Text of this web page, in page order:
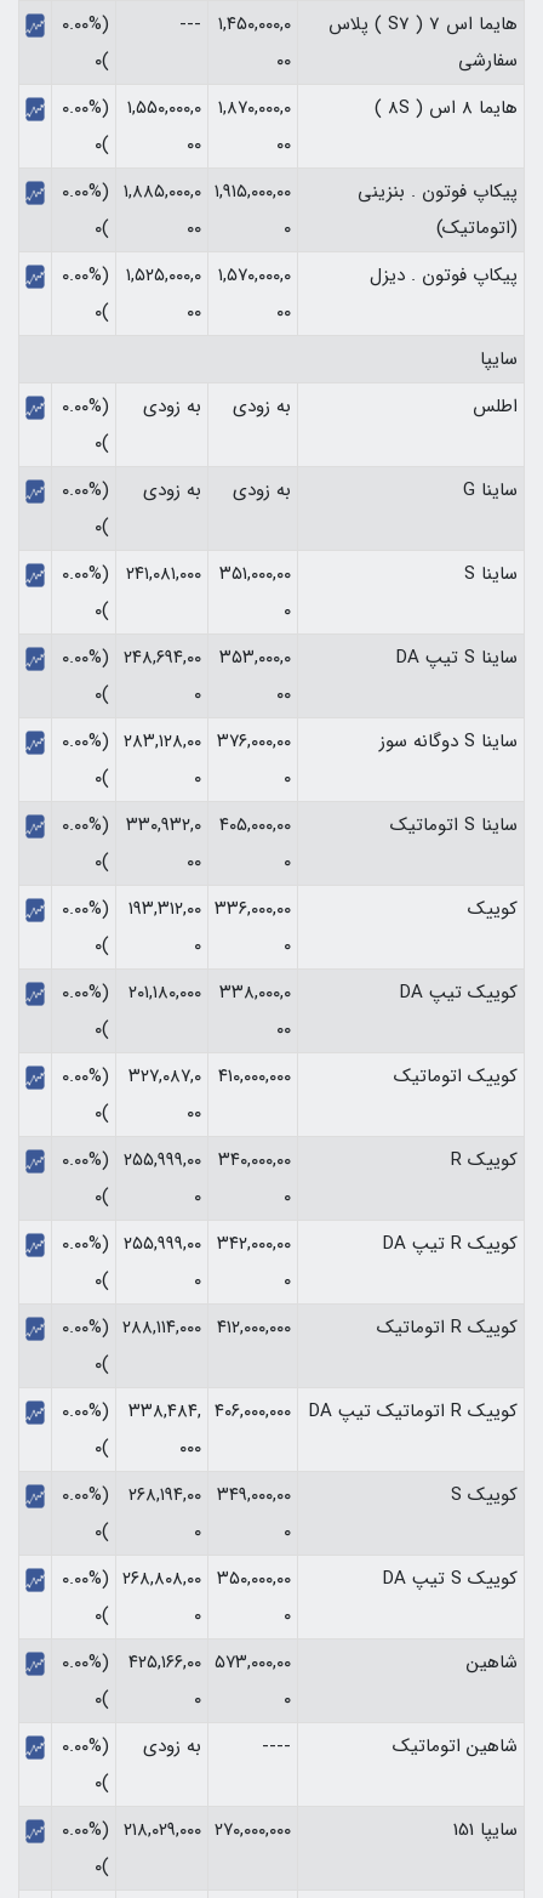
هایما اس 7 ( S7 ) پلاس
سفارشی
۱,۴۵۰,۰۰۰,۰
۰۰
---
(۰.۰۰%
)۰
هایما 8 اس ( 8S )
۱,۸۷۰,۰۰۰,۰
۰۰
۱,۵۵۰,۰۰۰,۰
۰۰
(۰.۰۰%
)۰
پیکاپ فوتون . بنزینی
(اتوماتیک)
۱,۹۱۵,۰۰۰,۰۰
۰
۱,۸۸۵,۰۰۰,۰
۰۰
(۰.۰۰%
)۰
پیکاپ فوتون . دیزل
۱,۵۷۰,۰۰۰,۰
۰۰
۱,۵۲۵,۰۰۰,۰
۰۰
(۰.۰۰%
)۰
سایپا
اطلس
به زودی به زودی
(۰.۰۰%
)۰
ساینا G
به زودی به زودی
(۰.۰۰%
)۰
ساینا S
۳۵۱,۰۰۰,۰۰
۰
۲۴۱,۰۸۱,۰۰۰
(۰.۰۰%
)۰
ساینا S تیپ DA
۳۵۳,۰۰۰,۰
۰۰
۲۴۸,۶۹۴,۰۰
۰
(۰.۰۰%
)۰
ساینا S دوگانه سوز
۳۷۶,۰۰۰,۰۰
۰
۲۸۳,۱۲۸,۰۰
۰
(۰.۰۰%
)۰
ساینا S اتوماتیک
۴۰۵,۰۰۰,۰۰
۰
۳۳۰,۹۳۲,۰
۰۰
(۰.۰۰%
)۰
کوییک
۳۳۶,۰۰۰,۰۰
۰
۱۹۳,۳۱۲,۰۰
۰
(۰.۰۰%
)۰
کوییک تیپ DA
۳۳۸,۰۰۰,۰
۰۰
۲۰۱,۱۸۰,۰۰۰
(۰.۰۰%
)۰
کوییک اتوماتیک
۴۱۰,۰۰۰,۰۰۰ ۳۲۷,۰۸۷,۰
۰۰
(۰.۰۰%
)۰
کوییک R
۳۴۰,۰۰۰,۰۰
۰
۲۵۵,۹۹۹,۰۰
۰
(۰.۰۰%
)۰
کوییک R تیپ DA
۳۴۲,۰۰۰,۰۰
۰
۲۵۵,۹۹۹,۰۰
۰
(۰.۰۰%
)۰
کوییک R اتوماتیک
۴۱۲,۰۰۰,۰۰۰ ۲۸۸,۱۱۴,۰۰۰
(۰.۰۰%
)۰
کوییک R اتوماتیک تیپ DA
۴۰۶,۰۰۰,۰۰۰ ۳۳۸,۴۸۴,
۰۰۰
(۰.۰۰%
)۰
کوییک S
۳۴۹,۰۰۰,۰۰
۰
۲۶۸,۱۹۴,۰۰
۰
(۰.۰۰%
)۰
کوییک S تیپ DA
۳۵۰,۰۰۰,۰۰
۰
۲۶۸,۸۰۸,۰۰
۰
(۰.۰۰%
)۰
شاهین
۵۷۳,۰۰۰,۰۰
۰
۴۲۵,۱۶۶,۰۰
۰
(۰.۰۰%
)۰
شاهین اتوماتیک
---- به زودی
(۰.۰۰%
)۰
سایپا 151
۲۷۰,۰۰۰,۰۰۰ ۲۱۸,۰۲۹,۰۰۰
(۰.۰۰%
)۰